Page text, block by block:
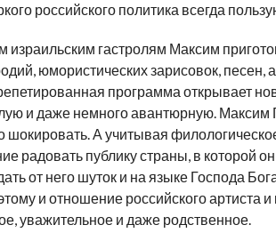
российского политика всегда
израильским гастролям Максим
юмористических зарисовок, песен,
программа открывает
и даже немного авантюрную. Максим
шокировать. А учитывая
радовать публику страны, в которой
от него шуток и на языке Господа
и отношение российского артиста
уважительное и даже родственное.